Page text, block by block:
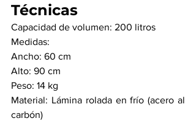
Técnicas
Capacidad de volumen: 200 litros
Medidas:
Ancho: 60 cm
Alto: 90 cm
Peso: 14 kg
Material: Lámina rolada en frío (acero al
carbón)